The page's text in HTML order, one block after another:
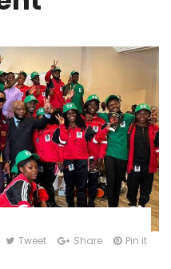
Tweet Share Pin it